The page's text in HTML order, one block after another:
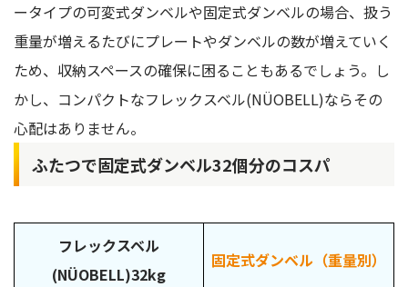
ータイプの可変式ダンベルや固定式ダンベルの場合、扱う
重量が増えるたびにプレートやダンベルの数が増えていく
ため、収納スペースの確保に困ることもあるでしょう。し
かし、コンパクトなフレックスベル(NÜOBELL)ならその
心配はありません。
ふたつで固定式ダンベル32個分のコスパ
フレックスベル
(NÜOBELL)32kg
固定式ダンベル（重量別）